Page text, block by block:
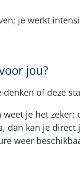
je werkt
jou?
of deze
je het
dan kan je
weer